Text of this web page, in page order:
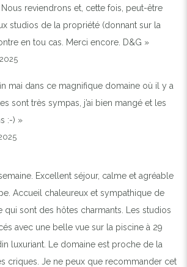
reviendrons et, cette fois, peut-être
studios de la propriété (donnant sur la
en tou cas. Merci encore. D&G »
mai dans ce magnifique domaine où il y a
sont très sympas, j’ai bien mangé et les
:-) »
Excellent séjour, calme et agréable
Accueil chaleureux et sympathique de
qui sont des hôtes charmants. Les studios
avec une belle vue sur la piscine à 29
luxuriant. Le domaine est proche de la
criques. Je ne peux que recommander cet